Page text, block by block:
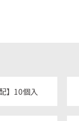
】10個入